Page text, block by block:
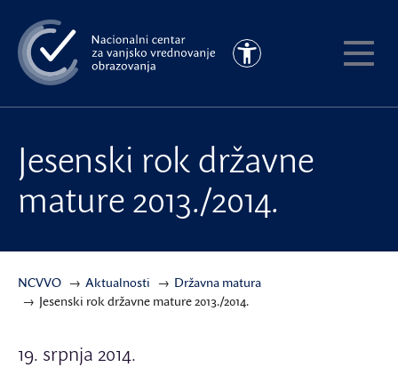
na
glavni
sadržaj
Pristupačnost
Jesenski rok državne
mature 2013./2014.
NCVVO Aktualnosti
Državna matura
Jesenski rok državne mature 2013./2014.
19. srpnja 2014.